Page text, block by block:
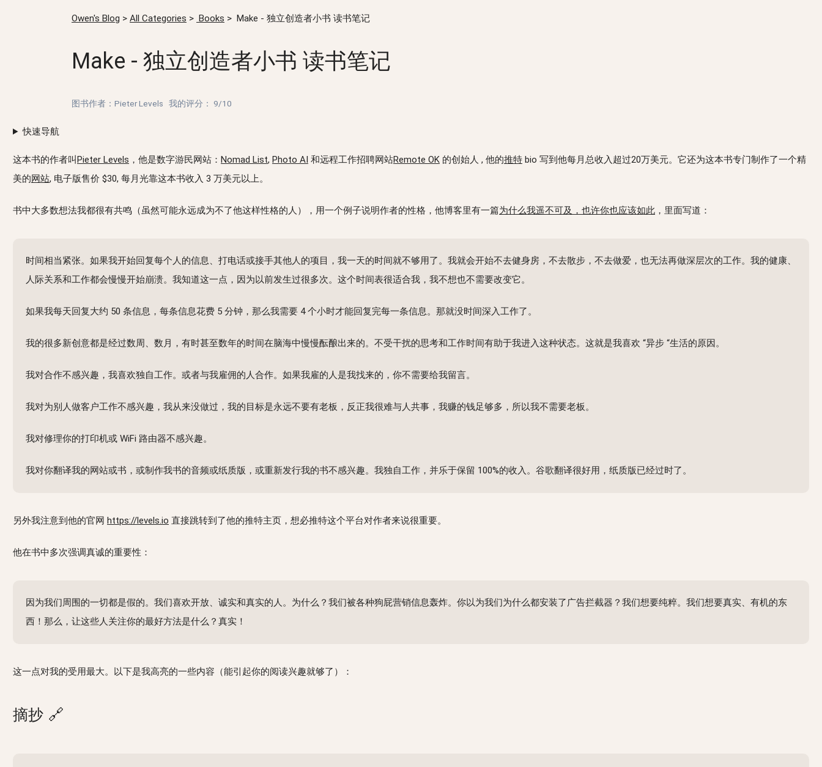
Owen's Blog > All Categories > Books > Make - 独立创造者小书 读书笔记
Make - 独立创造者小书 读书笔记
图书作者：Pieter Levels 我的评分： 9/10
快速导航
这本书的作者叫Pieter Levels ，他是数字游民网站： Nomad List, Photo AI 和远程工作招聘网站Remote OK 的创始人 , 他的推特 bio 写到他每月总收入超过20万美元。它还为这本书专门制作了一个精
美的网站, 电子版售价 $30, 每月光靠这本书收入 3 万美元以上。
书中大多数想法我都很有共鸣（虽然可能永远成为不了他这样性格的人），用一个例子说明作者的性格，他博客里有一篇为什么我遥不可及，也许你也应该如此 ，里面写道：
时间相当紧张。如果我开始回复每个人的信息、打电话或接手其他人的项目，我一天的时间就不够用了。我就会开始不去健身房，不去散步，不去做爱，也无法再做深层次的工作。我的健康、
人际关系和工作都会慢慢开始崩溃。我知道这一点，因为以前发生过很多次。这个时间表很适合我，我不想也不需要改变它。
如果我每天回复大约 50 条信息，每条信息花费 5 分钟，那么我需要 4 个小时才能回复完每一条信息。那就没时间深入工作了。
我的很多新创意都是经过数周、数月，有时甚至数年的时间在脑海中慢慢酝酿出来的。不受干扰的思考和工作时间有助于我进入这种状态。这就是我喜欢 “异步 “生活的原因。
我对合作不感兴趣，我喜欢独自工作。或者与我雇佣的人合作。如果我雇的人是我找来的，你不需要给我留言。
我对为别人做客户工作不感兴趣，我从来没做过，我的目标是永远不要有老板，反正我很难与人共事，我赚的钱足够多，所以我不需要老板。
我对修理你的打印机或 WiFi 路由器不感兴趣。
我对你翻译我的网站或书，或制作我书的音频或纸质版，或重新发行我的书不感兴趣。我独自工作，并乐于保留 100%的收入。谷歌翻译很好用，纸质版已经过时了。
另外我注意到他的官网 https://levels.io 直接跳转到了他的推特主页，想必推特这个平台对作者来说很重要。
他在书中多次强调真诚的重要性：
因为我们周围的一切都是假的。我们喜欢开放、诚实和真实的人。为什么？我们被各种狗屁营销信息轰炸。你以为我们为什么都安装了广告拦截器？我们想要纯粹。我们想要真实、有机的东
西！那么，让这些人关注你的最好方法是什么？真实！
这一点对我的受用最大。以下是我高亮的一些内容（能引起你的阅读兴趣就够了）：
摘抄 🔗